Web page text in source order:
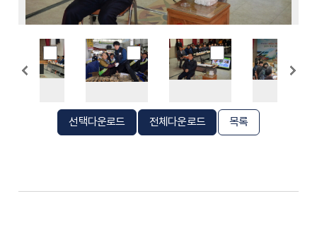
선택다운로드 전체다운로드 목록